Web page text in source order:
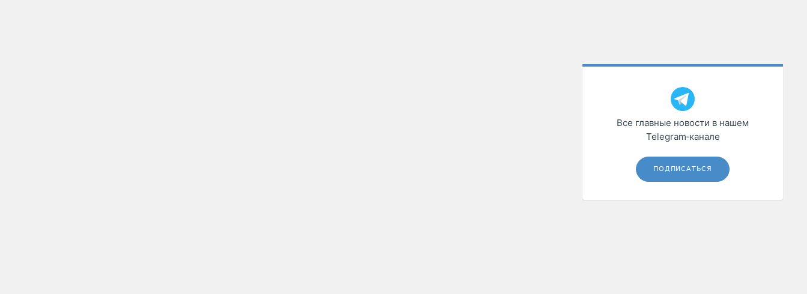
Все главные новости в нашем
Telegram‑канале
ПОДПИСАТЬСЯ